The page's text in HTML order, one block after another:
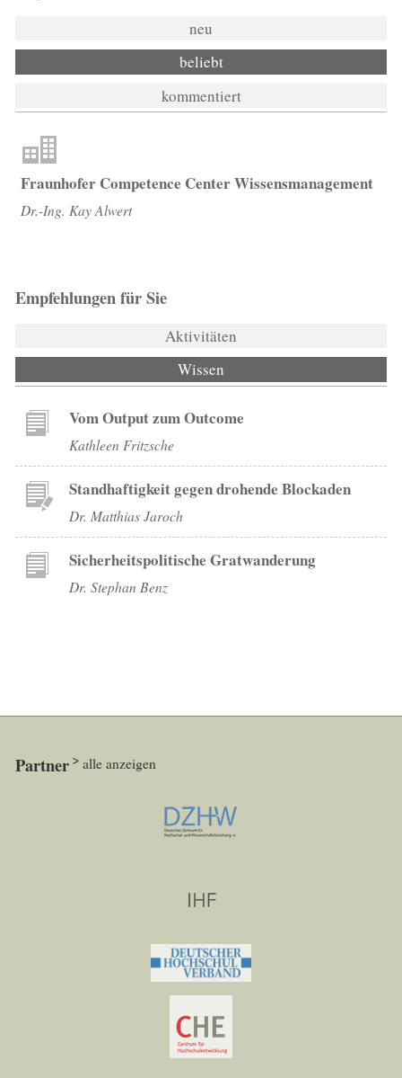
neu
beliebt
kommentiert
Fraunhofer Competence Center Wissensmanagement
Dr.-Ing. Kay Alwert
Empfehlungen für Sie
Aktivitäten
Wissen
Vom Output zum Outcome
Kathleen Fritzsche
Standhaftigkeit gegen drohende Blockaden
Dr. Matthias Jaroch
Sicherheitspolitische Gratwanderung
Dr. Stephan Benz
Partner alle anzeigen